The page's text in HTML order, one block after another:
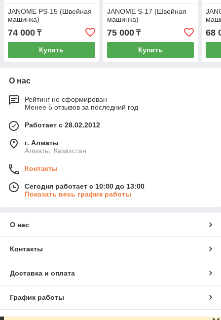
JANOME PS-15 (Швейная
машинка)
74 000 ₸
Купить
JANOME S-17 (Швейная
машинка)
75 000₸
Купить
68
О нас
Рейтинг не сформирован
Менее 5 отзывов за последний год
Работает с 28.02.2012
г. Алматы
Алматы, Казахстан
Контакты
Сегодня работает с 10:00 до 13:00
Показать весь график работы
О нас
Контакты
Доставка и оплата
График работы